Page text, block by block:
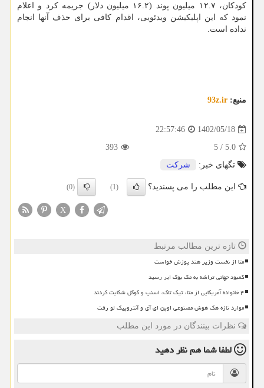
کودکان، ۱۲.۷ میلیون پوند (۱۶.۲ میلیون دلار) جریمه کرد و اعلام
نمود که این اپلیکیشن ویدئویی، اقدام کافی برای حذف آنها انجام
نداده است.
منبع: 93z.ir
1402/05/18
22:57:46
5.0
/
5
393
تگهای خبر:
شركت
این مطلب را می پسندید؟ (1)
(0)
X
تازه ترین مطالب مرتبط
متا از نخست وزیر هند پوزش خواست
کمبود جهانی تراشه به مک بوک ایر رسید
۴ خانواده آمریکایی از متا، تیک تاک، اسنپ و گوگل شکایت کردند
موارد تازه هک هوش مصنوعی اوپن ای آی و آنتروپیک لو رفت
نظرات بینندگان در مورد این مطلب
لطفا شما همنظر دهید